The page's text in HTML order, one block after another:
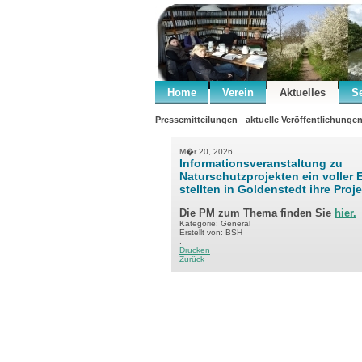
Home Verein Aktuelles
Pressemitteilungen aktuelle Veröffentlichungen
M�r 20, 2026
Informationsveranstaltung zu
Naturschutzprojekten ein voller
stellten in Goldenstedt ihre
Die PM zum Thema finden Sie hier.
Kategorie: General
Erstellt von: BSH
Drucken
Zurück